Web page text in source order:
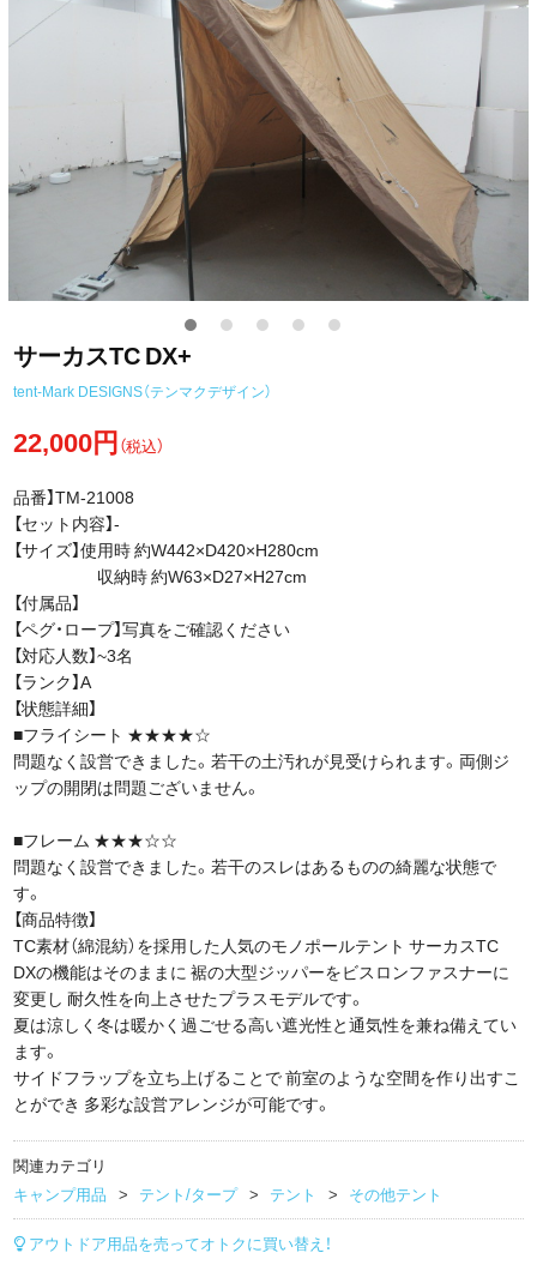
サーカスTC DX+
tent-Mark DESIGNS（テンマクデザイン）
22,000円（税込）
品番】TM-21008
【セット内容】-
【サイズ】使用時 約W442×D420×H280cm
収納時 約W63×D27×H27cm
【付属品】
【ペグ・ロープ】写真をご確認ください
【対応人数】~3名
【ランク】A
【状態詳細】
■フライシート ★★★★☆
問題なく設営できました。若干の土汚れが見受けられます。両側ジ
ップの開閉は問題ございません。
■フレーム ★★★☆☆
問題なく設営できました。若干のスレはあるものの綺麗な状態で
す。
【商品特徴】
TC素材（綿混紡）を採用した人気のモノポールテント サーカスTC
DXの機能はそのままに 裾の大型ジッパーをビスロンファスナーに
変更し 耐久性を向上させたプラスモデルです。
夏は涼しく冬は暖かく過ごせる高い遮光性と通気性を兼ね備えてい
ます。
サイドフラップを立ち上げることで 前室のような空間を作り出すこ
とができ 多彩な設営アレンジが可能です。
関連カテゴリ
キャンプ用品
テント/タープ テント その他テント
アウトドア用品を売ってオトクに買い替え！